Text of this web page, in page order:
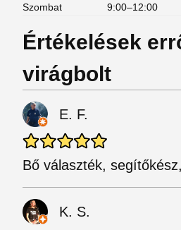
Szombat
9:00–12:00
Értékelések
virágbolt
E. F.
Bő választék,
K. S.